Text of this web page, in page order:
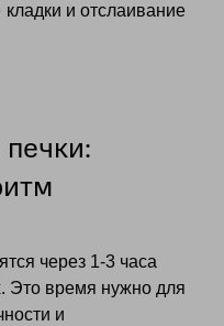
и отслаивание
через 1-3 часа
Это время нужно для
и